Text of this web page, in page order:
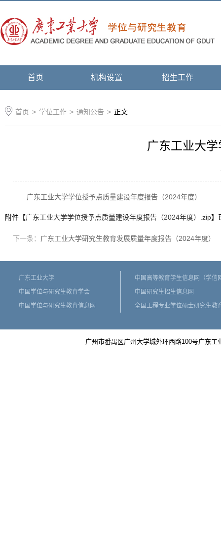
首页 机构设置 招生工作
首页 > 学位工作 > 通知公告 > 正文
广东工业大
广东工业大学学位授予点质量建设年度报告（2024年度）
附件【广东工业大学学位授予点质量建设年度报告（2024年度）.zip】
下一条： 广东工业大学研究生教育发展质量年度报告（2024年度）
广东工业大学
中国学位与研究生教育学会
中国学位与研究生教育信息网
中国高等教育学生信息网（学信
中国研究生招生信息网
全国工程专业学位硕士研究生教
广州市番禺区广州大学城外环西路100号广东